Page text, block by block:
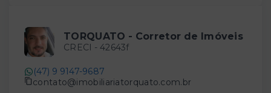
TORQUATO - Corretor de Imóveis
CRECI - 42643f
(47) 9 9147-9687
contato@imobiliariatorquato.com.br